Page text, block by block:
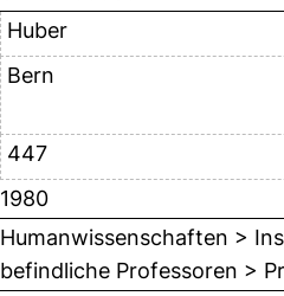
Huber
Bern
447
1980
Humanwissenschaften >
befindliche Professoren >